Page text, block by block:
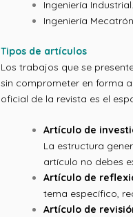
Ingeniería Industrial.
Ingeniería
Tipos de artículos
Los trabajos que se
sin comprometer en forma
oficial de la revista es el
Artículo de
La estructura
artículo no debes
Artículo de
tema específico,
Artículo de